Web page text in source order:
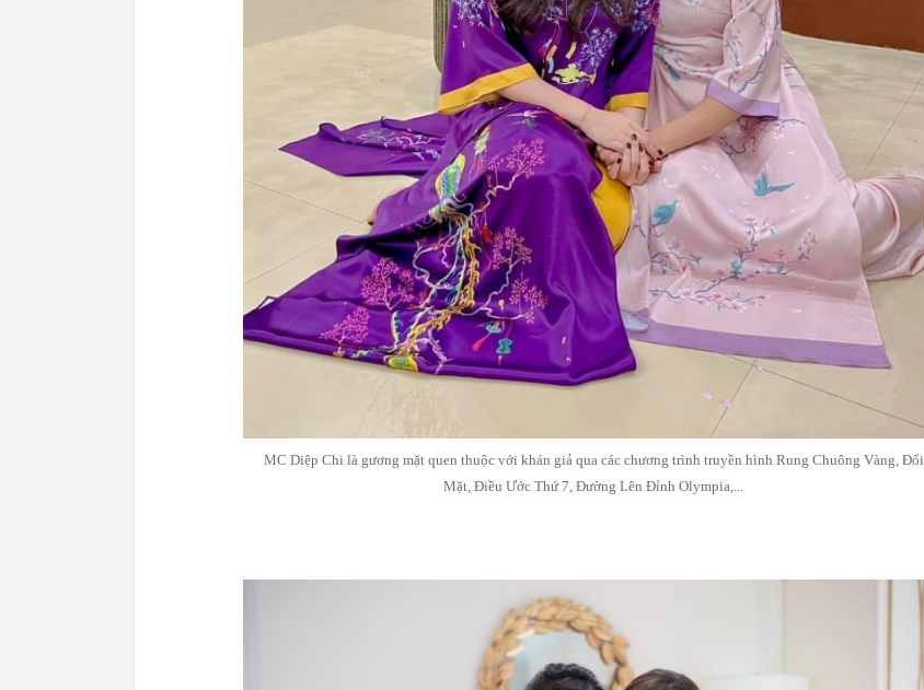
MC Diệp Chi là gương mặt quen thuộc với khán giả qua các chương trình truyền hình Rung Chuông Vàng, Đối
Mặt, Điều Ước Thứ 7, Đường Lên Đỉnh Olympia,...